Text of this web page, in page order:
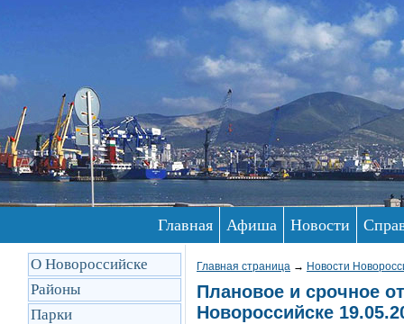
Главная Афиша Новости
О Новороссийске
Районы
Парки
Главная страница → Новости
Плановое и срочное
Новороссийске